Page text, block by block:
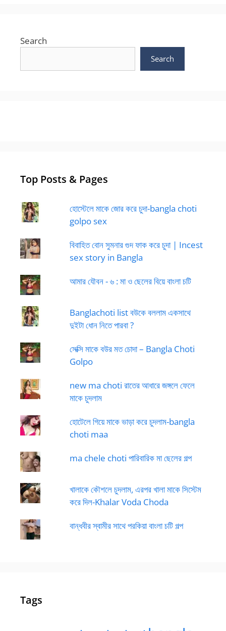
Search
Search
Top Posts & Pages
হোস্টেলে মাকে জোর করে চুদা-bangla choti
golpo sex
বিবাহিত বোন সুমনার গুদ ফাক করে চুদা | Incest
sex story in Bangla
আমার যৌবন - ৬ : মা ও ছেলের বিয়ে বাংলা চটি
Banglachoti list বউকে বললাম একসাথে
দুইটা ধোন নিতে পারবা ?
সেক্সি মাকে বউর মত চোদা – Bangla Choti
Golpo
new ma choti রাতের আধারে জঙ্গলে ফেলে
মাকে চুদলাম
হোটেলে গিয়ে মাকে ভাড়া করে চুদলাম-bangla
choti maa
ma chele choti পারিবারিক মা ছেলের গল্প
খালাকে কৌশলে চুদলাম, এরপর খালা মাকে সিস্টেম
করে দিল-Khalar Voda Choda
বান্ধবীর স্বামীর সাথে পরকিয়া বাংলা চটি গল্প
Tags